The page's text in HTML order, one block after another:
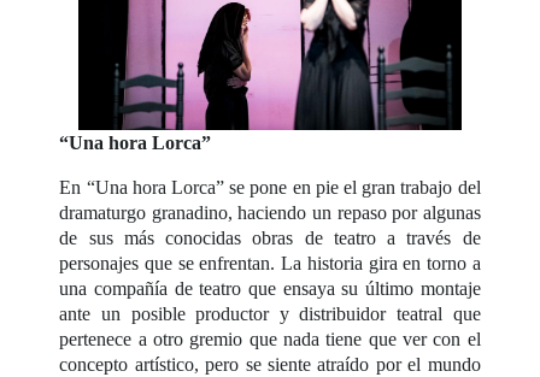
“Una hora Lorca”
En “Una hora Lorca” se pone en pie el gran trabajo del
dramaturgo granadino, haciendo un repaso por algunas
de sus más conocidas obras de teatro a través de
personajes que se enfrentan. La historia gira en torno a
una compañía de teatro que ensaya su último montaje
ante un posible productor y distribuidor teatral que
pertenece a otro gremio que nada tiene que ver con el
concepto artístico, pero se siente atraído por el mundo